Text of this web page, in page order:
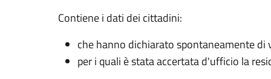
Contiene i dati dei cittadini:
che hanno dichiarato spontaneamente
per i quali è stata accertata d'ufficio la